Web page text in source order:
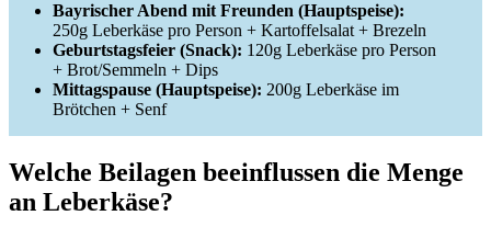
Bayrischer Abend mit Freunden (Hauptspeise):
250g Leberkäse pro Person + Kartoffelsalat + Brezeln
Geburtstagsfeier (Snack): 120g Leberkäse pro Person
+ Brot/Semmeln + Dips
Mittagspause (Hauptspeise): 200g Leberkäse im
Brötchen + Senf
Welche Beilagen beeinflussen die Menge
an Leberkäse?